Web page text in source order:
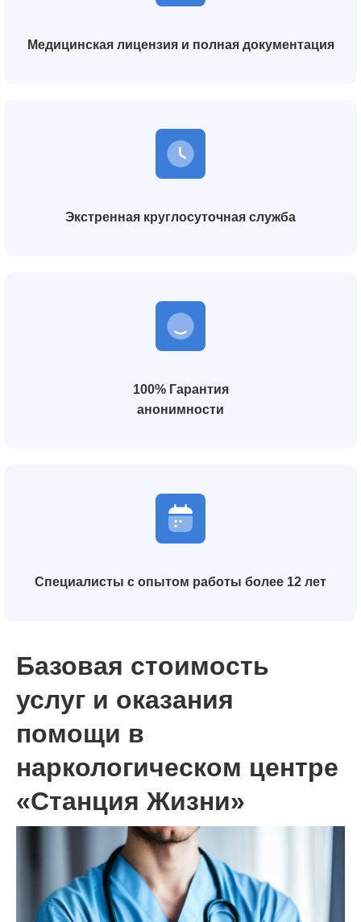
Медицинская лицензия и полная документация
Экстренная круглосуточная служба
100% Гарантия
анонимности
Специалисты с опытом работы более 12 лет
Базовая стоимость
услуг и оказания
помощи в
наркологическом центре
«Станция Жизни»